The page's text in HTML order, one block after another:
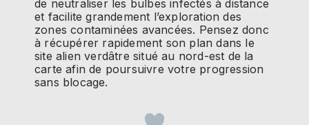
de neutraliser les bulbes infectés à distance
et facilite grandement l’exploration des
zones contaminées avancées. Pensez donc
à récupérer rapidement son plan dans le
site alien verdâtre situé au nord-est de la
carte afin de poursuivre votre progression
sans blocage.